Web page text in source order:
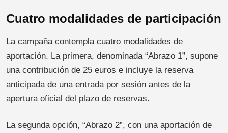
Cuatro modalidades de participación
La campaña contempla cuatro modalidades de
aportación. La primera, denominada “Abrazo 1”, supone
una contribución de 25 euros e incluye la reserva
anticipada de una entrada por sesión antes de la
apertura oficial del plazo de reservas.
La segunda opción, “Abrazo 2”, con una aportación de